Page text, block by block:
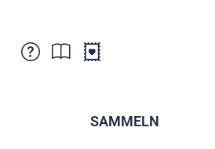
Verkaufsstellen
Abonnemente
SAMMELN